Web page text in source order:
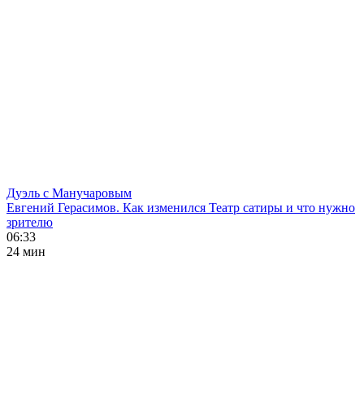
Дуэль с Манучаровым
Евгений Герасимов. Как изменился Театр сатиры и что нужно
зрителю
06:33
24 мин